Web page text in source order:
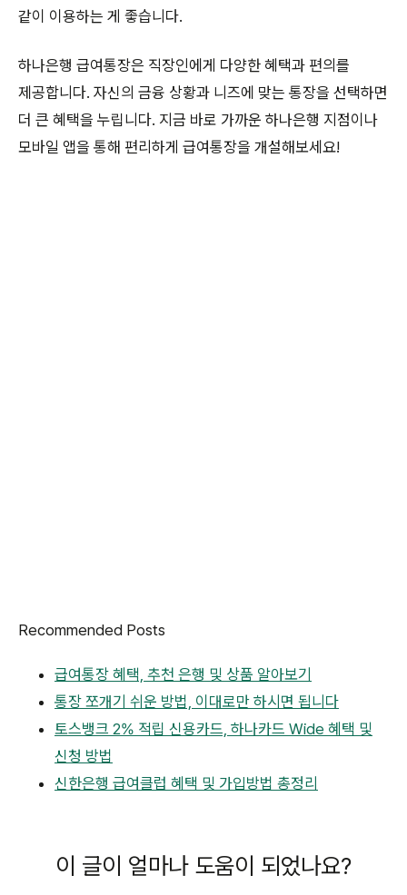
같이 이용하는 게 좋습니다.
하나은행 급여통장은 직장인에게 다양한 혜택과 편의를
제공합니다. 자신의 금융 상황과 니즈에 맞는 통장을 선택하면
더 큰 혜택을 누립니다. 지금 바로 가까운 하나은행 지점이나
모바일 앱을 통해 편리하게 급여통장을 개설해보세요!
Recommended Posts
급여통장 혜택, 추천 은행 및 상품 알아보기
통장 쪼개기 쉬운 방법, 이대로만 하시면 됩니다
토스뱅크 2% 적립 신용카드, 하나카드 Wide 혜택 및
신청 방법
신한은행 급여클럽 혜택 및 가입방법 총정리
이 글이 얼마나 도움이 되었나요?